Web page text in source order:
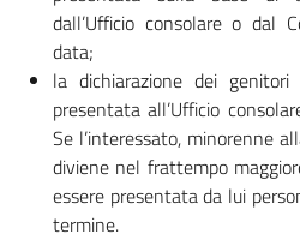
dall’Ufficio consolare o dal
data;
la dichiarazione dei
presentata all’Ufficio
Se l’interessato, minorenne
diviene nel frattempo
essere presentata da lui
termine.